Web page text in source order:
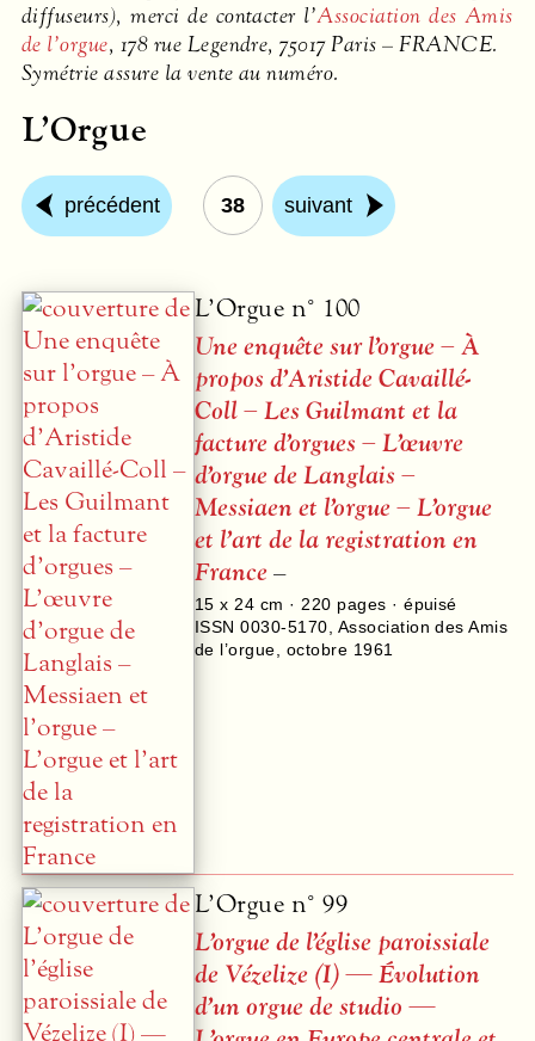
diffuseurs), merci de contacter l’Association des Amis
de l’orgue, 178 rue Legendre, 75017 Paris –FRANCE.
Symétrie assure la vente au numéro.
L’Orgue
précédent 38 suivant
L’Orgue n° 100
Une enquête sur l’orgue – À
propos d’Aristide Cavaillé-
Coll – Les Guilmant et la
facture d’orgues – L’œuvre
d’orgue de Langlais –
Messiaen et l’orgue – L’orgue
et l’art de la registration en
France –
15 x 24 cm · 220 pages · épuisé
ISSN 0030-5170 Association des Amis
de l’orgue
octobre 1961
L’Orgue n° 99
L’orgue de l’église paroissiale
de Vézelize (I) — Évolution
d’un orgue de studio —